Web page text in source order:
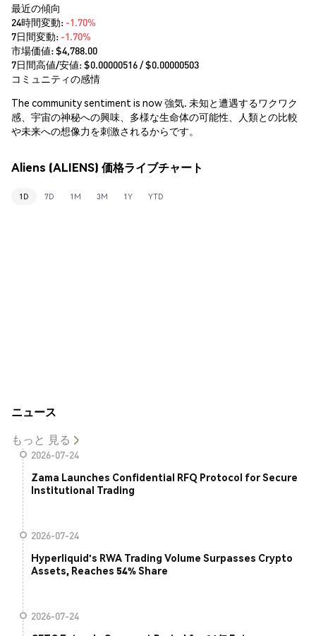
最近の傾向
24時間変動: -1.70%
7日間変動: -1.70%
市場価値:$4,788.00
7日間高値/安値: $0.00000516/ $0.00000503
コミュニティの感情
The community sentiment is now 強気. 未知と遭遇するワクワク
感、宇宙の神秘への興味、多様な生命体の可能性、人類との比較
や未来への想像力を刺激されるからです。
Aliens (ALIENS) 価格ライブチャート
1D 7D 1M 3M 1Y YTD
ニュース
もっと 見る
2026-07-24
Zama Launches Confidential RFQ Protocol for Secure
Institutional Trading
2026-07-24
Hyperliquid's RWA Trading Volume Surpasses Crypto
Assets, Reaches 54% Share
2026-07-24